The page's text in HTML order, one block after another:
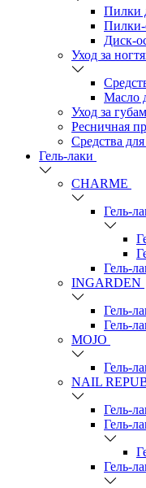
Пилки
Диск-
Уход за
Масло
Уход за
Ресничная
Средства
Гель-лаки
СHARME
Гель-
Гель-
INGARDEN
Гель-
Гель-
MOJO
Гель-
NAIL
Гель-
Гель-
Гель-